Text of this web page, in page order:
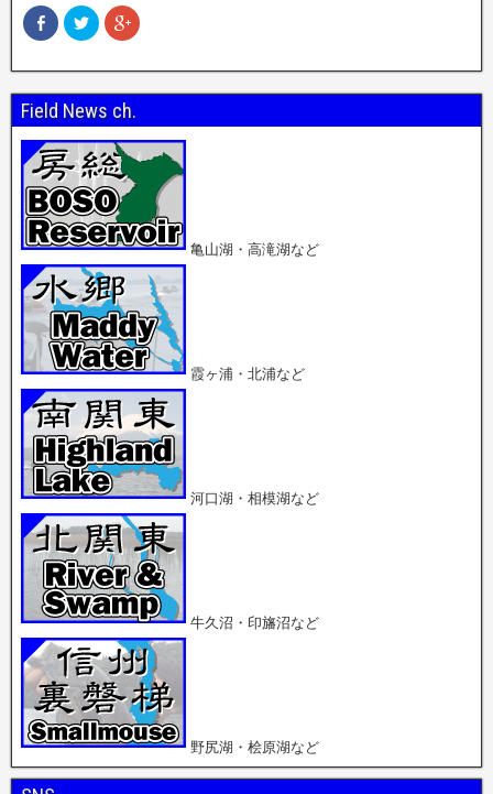
F
a
b
o
k
で
共
有
(
新
し
い
ウ
ィ
ン
ウ
で
開
き
ま
す
)
ク
リ
し
T
w
i
t
t
e
r
で
共
有
(
新
い
ウ
ィ
ン
ド
ウ
で
開
き
ま
す
)
ク
リ
し
G
o
o
g
l
e
+
で
有
(
新
い
ン
ド
ウ
で
開
き
ま
す
)
Field News ch.
亀山湖・高滝湖など
霞ヶ浦・北浦など
河口湖・相模湖など
牛久沼・印旛沼など
野尻湖・桧原湖など